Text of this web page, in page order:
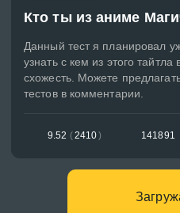
Кто ты из аниме
Данный тест я планировал
узнать с кем из этого
схожесть. Можете
тестов в комментарии.
9.52 (2410) 141891